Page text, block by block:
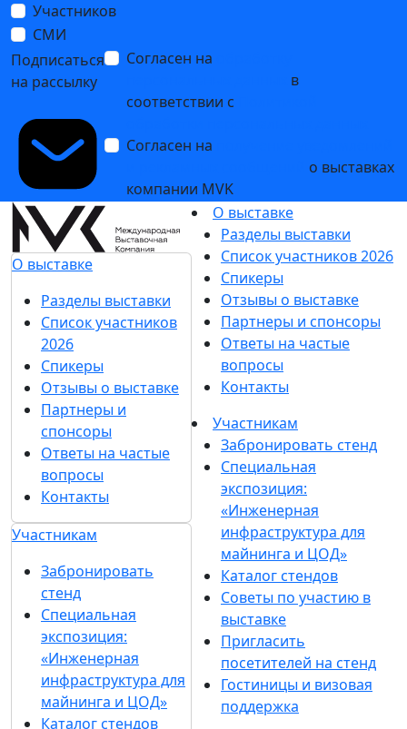
Участников
СМИ
Подписаться
на рассылку
Согласен на
в
соответствии с
Согласен на
о выставках
компании MVK
О выставке
Разделы выставки
Список участников
2026
Спикеры
Отзывы о выставке
Партнеры и
спонсоры
Ответы на частые
вопросы
Контакты
Участникам
Забронировать
стенд
Специальная
экспозиция:
«Инженерная
инфраструктура для
майнинга и ЦОД»
Каталог стендов
О выставке
Разделы выставки
Список участников 2026
Спикеры
Отзывы о выставке
Партнеры и спонсоры
Ответы на частые
вопросы
Контакты
Участникам
Забронировать стенд
Специальная
экспозиция:
«Инженерная
инфраструктура для
майнинга и ЦОД»
Каталог стендов
Советы по участию в
выставке
Пригласить
посетителей на стенд
Гостиницы и визовая
поддержка